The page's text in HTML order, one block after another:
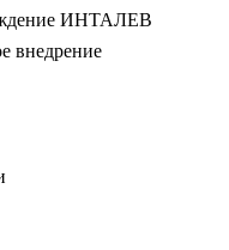
ИНТАЛЕВ
внедрение